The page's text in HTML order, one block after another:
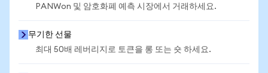
PANWon 및 암호화폐 예측 시장에서 거래하세요.
무기한 선물
최대 50배 레버리지로 토큰을 롱 또는 숏 하세요.